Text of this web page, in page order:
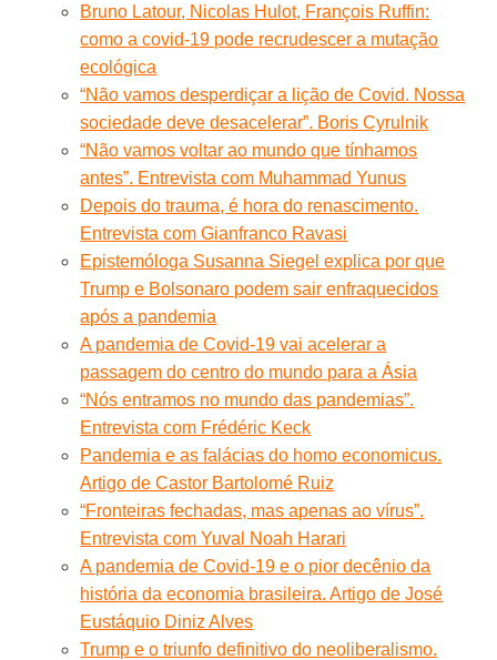
Bruno Latour, Nicolas Hulot, François Ruffin:
como a covid-19 pode recrudescer a mutação
ecológica
“Não vamos desperdiçar a lição de Covid. Nossa
sociedade deve desacelerar”. Boris Cyrulnik
“Não vamos voltar ao mundo que tínhamos
antes”. Entrevista com Muhammad Yunus
Depois do trauma, é hora do renascimento.
Entrevista com Gianfranco Ravasi
Epistemóloga Susanna Siegel explica por que
Trump e Bolsonaro podem sair enfraquecidos
após a pandemia
A pandemia de Covid-19 vai acelerar a
passagem do centro do mundo para a Ásia
“Nós entramos no mundo das pandemias”.
Entrevista com Frédéric Keck
Pandemia e as falácias do homo economicus.
Artigo de Castor Bartolomé Ruiz
“Fronteiras fechadas, mas apenas ao vírus”.
Entrevista com Yuval Noah Harari
A pandemia de Covid-19 e o pior decênio da
história da economia brasileira. Artigo de José
Eustáquio Diniz Alves
Trump e o triunfo definitivo do neoliberalismo.